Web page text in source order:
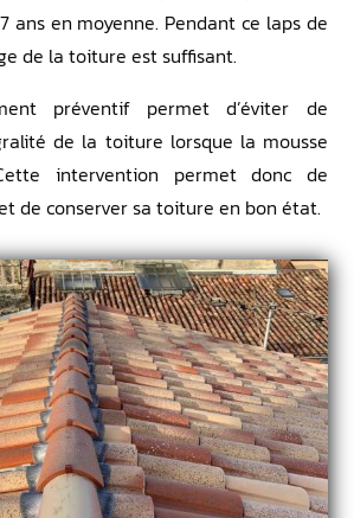
ans en moyenne. Pendant ce laps de
de la toiture est suffisant.
préventif permet d’éviter de
de la toiture lorsque la mousse
intervention permet donc de
de conserver sa toiture en bon état.